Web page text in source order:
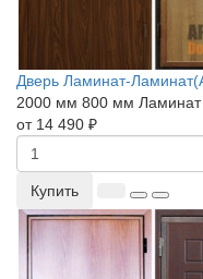
Дверь Ламинат-
2000 мм 800 мм Ламинат
от 14 490 ₽
Купить